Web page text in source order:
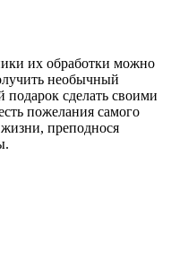
их обработки можно
необычный
подарок сделать своими
пожелания самого
преподнося